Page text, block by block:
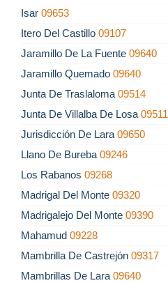
Isar 09653
Itero Del Castillo 09107
Jaramillo De La Fuente 09640
Jaramillo Quemado 09640
Junta De Traslaloma 09514
Junta De Villalba De Losa 09511
Jurisdicción De Lara 09650
Llano De Bureba 09246
Los Rabanos 09268
Madrigal Del Monte 09320
Madrigalejo Del Monte 09390
Mahamud 09228
Mambrilla De Castrejón 09317
Mambrillas De Lara 09640